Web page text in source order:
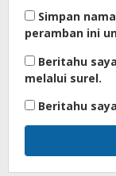
Simpan
peramban ini
Beritahu
melalui surel.
Beritahu